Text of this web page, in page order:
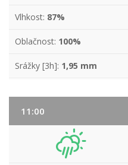
Vlhkost: 87%
Oblačnost: 100%
Srážky [3h]: 1,95 mm
11:00